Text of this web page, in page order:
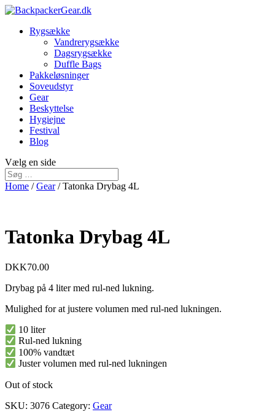
Rygsække
Vandrerygsække
Dagsrygsække
Duffle Bags
Pakkeløsninger
Soveudstyr
Gear
Beskyttelse
Hygiejne
Festival
Blog
Vælg en side
Home /Gear/ Tatonka Drybag 4L
Tatonka Drybag 4L
DKK70.00
Drybag på 4 liter med rul-ned lukning.
Mulighed for at justere volumen med rul-ned lukningen.
10 liter
Rul-ned lukning
100% vandtæt
Juster volumen med rul-ned lukningen
Out of stock
SKU: 3076 Category: Gear